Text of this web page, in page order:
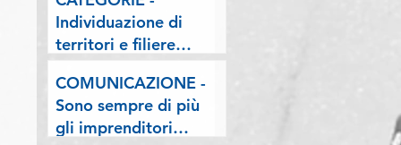
Associazioni artigiane
lombarde: "Le regole
valgano per tutti"
Individuazione di
territori e filiere
pilota nell'ambito del
"Programma V.E.R.A.
– Ecodesign etico e
valorizzazione delle
COMUNICAZIONE -
Sono sempre di più
gli imprenditori